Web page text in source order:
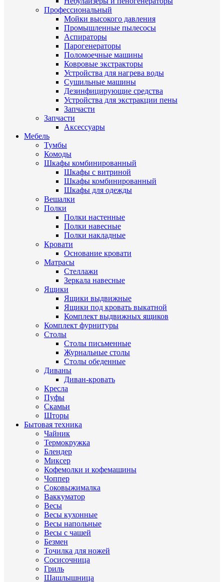
Профессиональный
Мойки высокого давления
Промышленные пылесосы
Аспираторы
Парогенераторы
Поломоечные машины
Ковровые экстракторы
Устройства для нагрева воды
Сушильные машины
Дезинфицирующие средства
Устройства для экстракции пены
Запчасти
Запчасти
Аксессуары
Мебель
Тумбы
Комоды
Шкафы комбинированный
Шкафы с витриной
Шкафы комбинированный
Шкафы для одежды
Вешалки
Полки
Полки настенные
Полки навесные
Полки накладные
Кровати
Основание кровати
Матрасы
Стеллажи
Зеркала навесные
Ящики
Ящики выдвижные
Ящики под кровать выкатной
Комплект выдвижных ящиков
Комплект фурнитуры
Столы
Столы письменные
Журнальные cтолы
Столы обеденные
Диваны
Диван-кровать
Кресла
Пуфы
Скамьи
Шторы
Бытовая техника
Чайник
Термокружка
Блендер
Миксер
Кофемолки и кофемашины
Чоппер
Соковыжималка
Ваккуматор
Весы
Весы кухонные
Весы напольные
Весы с чашей
Безмен
Точилка для ножей
Сосисочница
Гриль
Шашлышница